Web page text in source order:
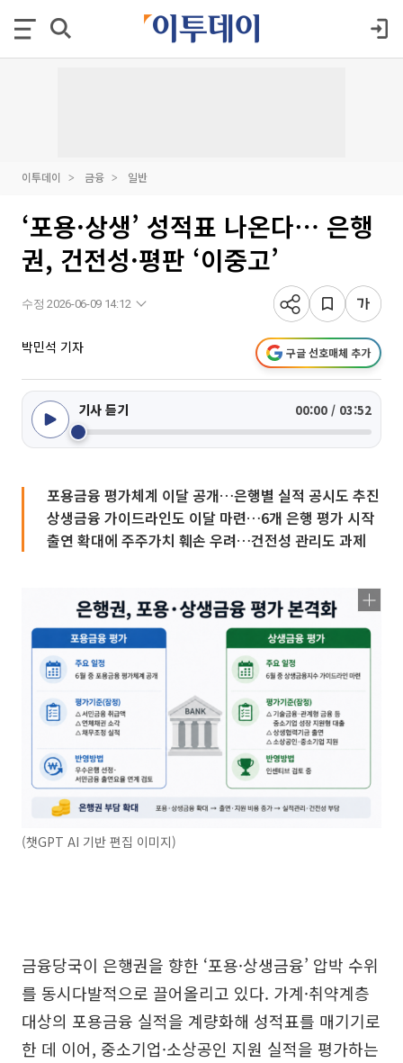
이투데이 금융 일반
‘포용·상생’ 성적표 나온다⋯ 은행
권, 건전성·평판 ‘이중고’
수정 2026-06-09 14:12
박민석 기자 구글 선호매체 추가
기사 듣기 00:00 / 03:52
포용금융 평가체계 이달 공개…은행별 실적 공시도 추진
상생금융 가이드라인도 이달 마련…6개 은행 평가 시작
출연 확대에 주주가치 훼손 우려…건전성 관리도 과제
(챗GPT AI 기반 편집 이미지)
금융당국이 은행권을 향한 ‘포용·상생금융’ 압박 수위
를 동시다발적으로 끌어올리고 있다. 가계·취약계층
대상의 포용금융 실적을 계량화해 성적표를 매기기로
한 데 이어, 중소기업·소상공인 지원 실적을 평가하는